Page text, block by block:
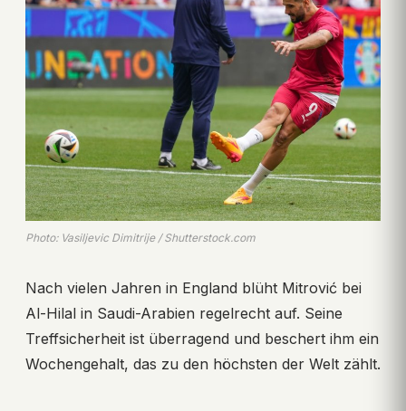
Photo: Vasiljevic Dimitrije / Shutterstock.com
Nach vielen Jahren in England blüht Mitrović bei
Al-Hilal in Saudi-Arabien regelrecht auf. Seine
Treffsicherheit ist überragend und beschert ihm ein
Wochengehalt, das zu den höchsten der Welt zählt.